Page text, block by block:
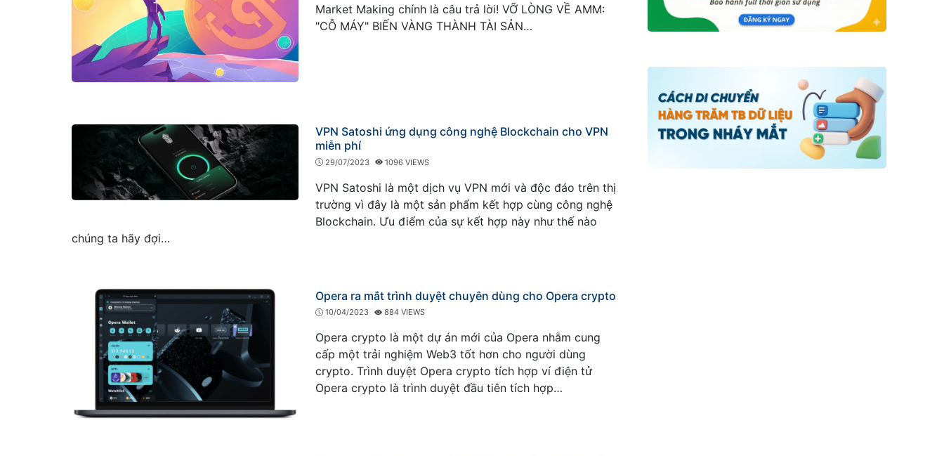
Market Making chính là câu trả lời! VỠ LÒNG VỀ AMM:
"CỖ MÁY" BIẾN VÀNG THÀNH TÀI SẢN…
VPN Satoshi ứng dụng công nghệ Blockchain cho VPN
miễn phí
29/07/2023 1096 VIEWS
VPN Satoshi là một dịch vụ VPN mới và độc đáo trên thị
trường vì đây là một sản phẩm kết hợp cùng công nghệ
Blockchain. Ưu điểm của sự kết hợp này như thế nào
chúng ta hãy đợi…
Opera ra mắt trình duyệt chuyên dùng cho Opera crypto
10/04/2023 884 VIEWS
Opera crypto là một dự án mới của Opera nhằm cung
cấp một trải nghiệm Web3 tốt hơn cho người dùng
crypto. Trình duyệt Opera crypto tích hợp ví điện tử
Opera crypto là trình duyệt đầu tiên tích hợp…